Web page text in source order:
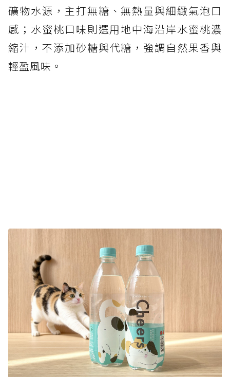
礦物水源，主打無糖、無熱量與細緻氣泡口
感；水蜜桃口味則選用地中海沿岸水蜜桃濃
縮汁，不添加砂糖與代糖，強調自然果香與
輕盈風味。